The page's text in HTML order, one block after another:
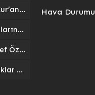
İsmail Kahraman Ovit’te Kur’an Ziyafetine Katıldı: Dualarla Sona Erdi
Malatya’da Ulaşım Yatırımlarında Son Perde: Havalimanı Eylül’de, Çevre Yolu Ekim’de Açılıyor
Emekli Hava Astsubayı Şeref Özdemir’e Veda: Askere Uğurlanışının Ardından Trajik Kaza Sonucu Kaybı
Antalya Kavruluyor: Sıcaklıklar 40 Dereceyi Hissediliyor, Sahiller Dolup Taştı
Hava Durumu